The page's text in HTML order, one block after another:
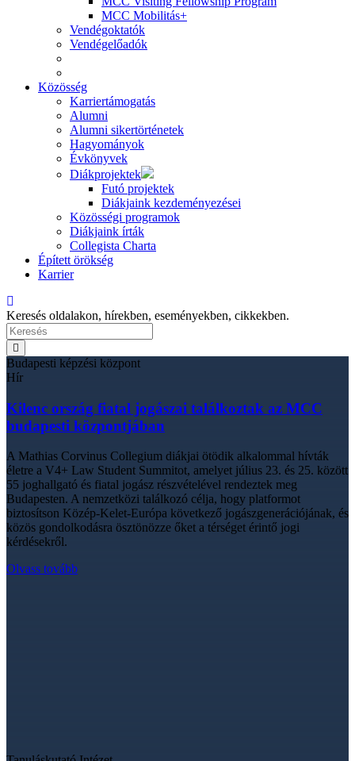
MCC Mobilitás+
Vendégoktatók
Vendégelőadók
Közösség
Karriertámogatás
Alumni
Alumni sikertörténetek
Hagyományok
Évkönyvek
Diákprojektek
Futó projektek
Diákjaink kezdeményezései
Közösségi programok
Diákjaink írták
Collegista Charta
Épített örökség
Karrier
Keresés oldalakon, hírekben, eseményekben, cikkekben.
Budapesti képzési központ
Hír
Kilenc ország fiatal jogászai találkoztak az MCC
budapesti központjában
A Mathias Corvinus Collegium diákjai ötödik alkalommal hívták
életre a V4+ Law Student Summitot, amelyet július 23. és 25. között
55 joghallgató és fiatal jogász részvételével rendeztek meg
Budapesten. A nemzetközi találkozó célja, hogy platformot
biztosítson Közép-Kelet-Európa következő jogászgenerációjának, és
közös gondolkodásra ösztönözze őket a térséget érintő jogi
kérdésekről.
Olvass tovább